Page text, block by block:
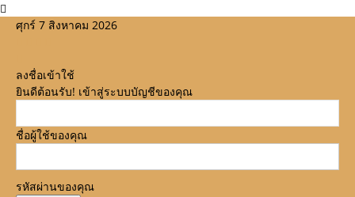
ศุกร์ 7 สิงหาคม 2026
ลงชื่อเข้าใช้
ยินดีต้อนรับ! เข้าสู่ระบบบัญชีของคุณ
ชื่อผู้ใช้ของคุณ
รหัสผ่านของคุณ